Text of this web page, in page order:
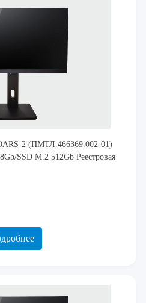
2 (ПМТЛ.466369.002-01)
SSD M.2 512Gb Реестровая